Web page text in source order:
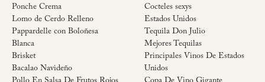
Ponche Crema
Lomo de Cerdo Relleno
Pappardelle con Boloñesa
Blanca
Brisket
Bacalao Navideño
Cocteles sexys
Estados Unidos
Tequila Don Julio
Mejores Tequilas
Principales Vinos De Estados
Unidos